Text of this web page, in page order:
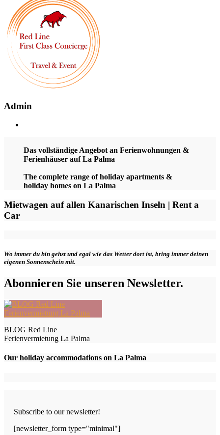
Admin
Das vollständige Angebot an Ferienwohnungen &
Ferienhäuser auf La Palma
The complete range of holiday apartments &
holiday homes on La Palma
Mietwagen auf allen Kanarischen Inseln | Rent a
Car
Wo immer du hin gehst und egal wie das Wetter dort ist, bring immer deinen
eigenen Sonnenschein mit.
Abonnieren Sie unseren Newsletter.
BLOG Red Line
Ferienvermietung La Palma
Our holiday accommodations on La Palma
Subscribe to our newsletter!
[newsletter_form type="minimal"]